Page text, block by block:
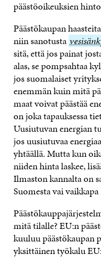
päästöoikeuksien
Päästökaupan
niin sanotusta
efektistä
sitä, että jos painat
alas, se pompsahtaa
jos suomalaiset
enemmän kuin mitä
maat voivat päästää
on joka tapauksessa
Uusiutuvan energian
jos uusiutuvaa
yhtäällä. Mutta kun
niiden hinta laskee,
Ilmaston kannalta on
Suomesta vai
mitä tilalle? EU:n
kuuluu päästökaupan
yksittäinen työkalu